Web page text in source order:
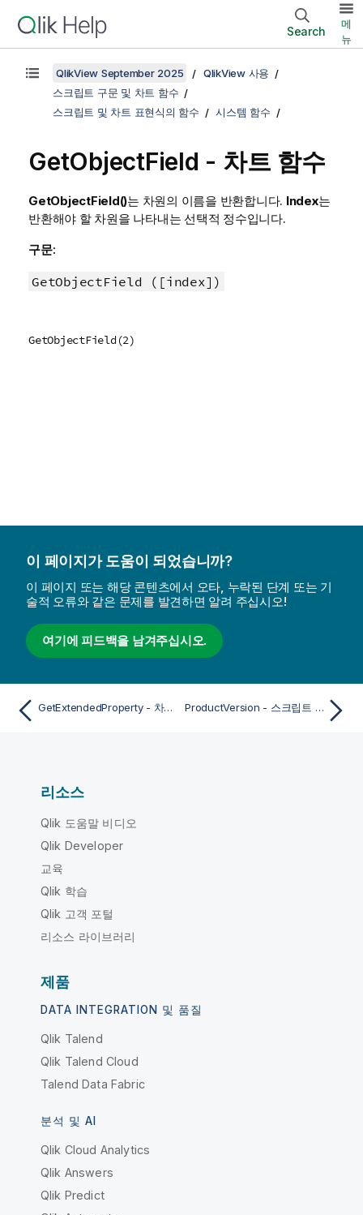
Search
메
뉴
QlikView September 2025
QlikView 사용
스크립트 구문 및 차트 함수
스크립트 및 차트 표현식의 함수
시스템 함수
GetObjectField - 차트 함수
GetObjectField()는 차원의 이름을 반환합니다. Index는
반환해야 할 차원을 나타내는 선택적 정수입니다.
구문:
GetObjectField ([index])
GetObjectField(2)
이 페이지가 도움이 되었습니까?
이 페이지 또는 해당 콘텐츠에서 오타, 누락된 단계 또는 기
술적 오류와 같은 문제를 발견하면 알려 주십시오!
여기에 피드백을 남겨주십시오.
GetExtendedProperty - 차트 함수 ProductVersion - 스크립트 및 차트 함수
리소스
Qlik 도움말 비디오
Qlik Developer
교육
Qlik 학습
Qlik 고객 포털
리소스 라이브러리
제품
DATA INTEGRATION 및 품질
Qlik Talend
Qlik Talend Cloud
Talend Data Fabric
분석 및 AI
Qlik Cloud Analytics
Qlik Answers
Qlik Predict